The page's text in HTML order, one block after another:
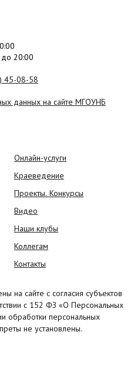
до 20:00
45-08-58
данных на сайте МГОУНБ
Онлайн-услуги
Краеведение
Проекты. Конкурсы
Видео
Наши клубы
Коллегам
Контакты
на сайте с согласия субъектов
с 152 ФЗ «О Персональных
обработки персональных
не установлены.